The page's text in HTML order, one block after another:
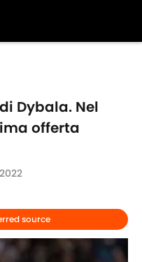
Dybala. Nel
offerta
source